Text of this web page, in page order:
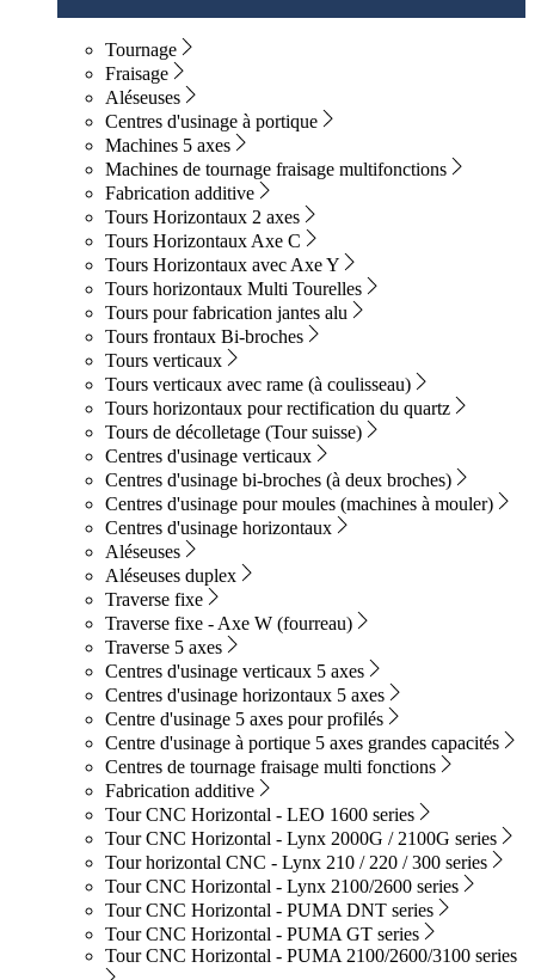
Tournage
Fraisage
Aléseuses
Centres d'usinage à portique
Machines 5 axes
Machines de tournage fraisage multifonctions
Fabrication additive
Tours Horizontaux 2 axes
Tours Horizontaux Axe C
Tours Horizontaux avec Axe Y
Tours horizontaux Multi Tourelles
Tours pour fabrication jantes alu
Tours frontaux Bi-broches
Tours verticaux
Tours verticaux avec rame (à coulisseau)
Tours horizontaux pour rectification du quartz
Tours de décolletage (Tour suisse)
Centres d'usinage verticaux
Centres d'usinage bi-broches (à deux broches)
Centres d'usinage pour moules (machines à mouler)
Centres d'usinage horizontaux
Aléseuses
Aléseuses duplex
Traverse fixe
Traverse fixe - Axe W (fourreau)
Traverse 5 axes
Centres d'usinage verticaux 5 axes
Centres d'usinage horizontaux 5 axes
Centre d'usinage 5 axes pour profilés
Centre d'usinage à portique 5 axes grandes capacités
Centres de tournage fraisage multi fonctions
Fabrication additive
Tour CNC Horizontal - LEO 1600 series
Tour CNC Horizontal - Lynx 2000G / 2100G series
Tour horizontal CNC - Lynx 210 / 220 / 300 series
Tour CNC Horizontal - Lynx 2100/2600 series
Tour CNC Horizontal - PUMA DNT series
Tour CNC Horizontal - PUMA GT series
Tour CNC Horizontal - PUMA 2100/2600/3100 series